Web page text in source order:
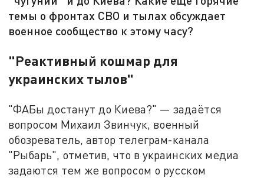
темы о фронтах СВО и тылах обсуждает
военное сообщество к этому часу?
"Реактивный кошмар для
украинских тылов"
"ФАБы достанут до Киева?" — задаётся
вопросом Михаил Звинчук, военный
обозреватель, автор телеграм-канала
"Рыбарь", отметив, что в украинских медиа
задаются тем же вопросом о русском